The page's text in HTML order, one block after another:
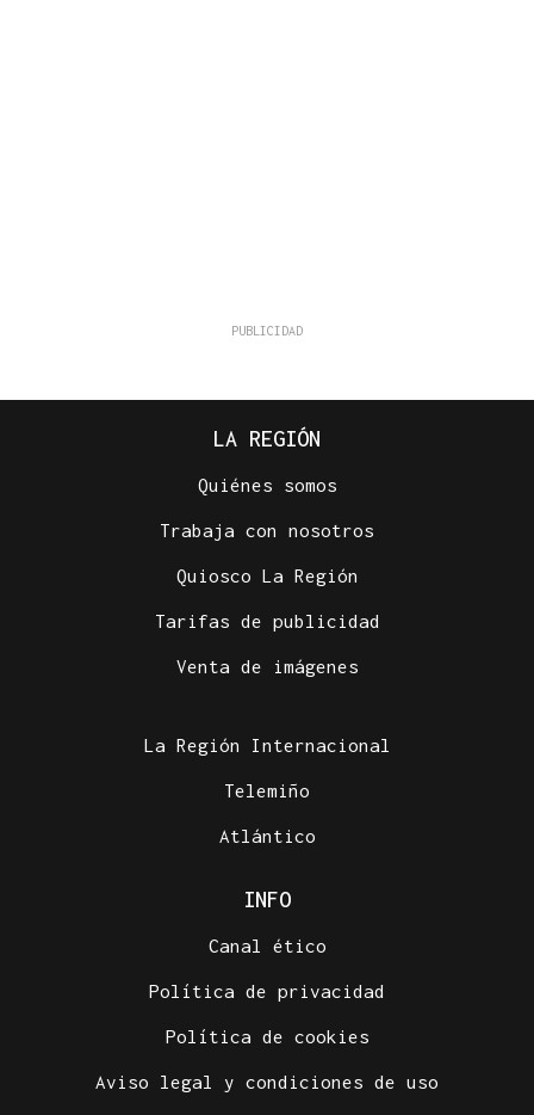
LA REGIÓN
Quiénes somos
Trabaja con nosotros
Quiosco La Región
Tarifas de publicidad
Venta de imágenes
La Región Internacional
Telemiño
Atlántico
INFO
Canal ético
Política de privacidad
Política de cookies
Aviso legal y condiciones de uso